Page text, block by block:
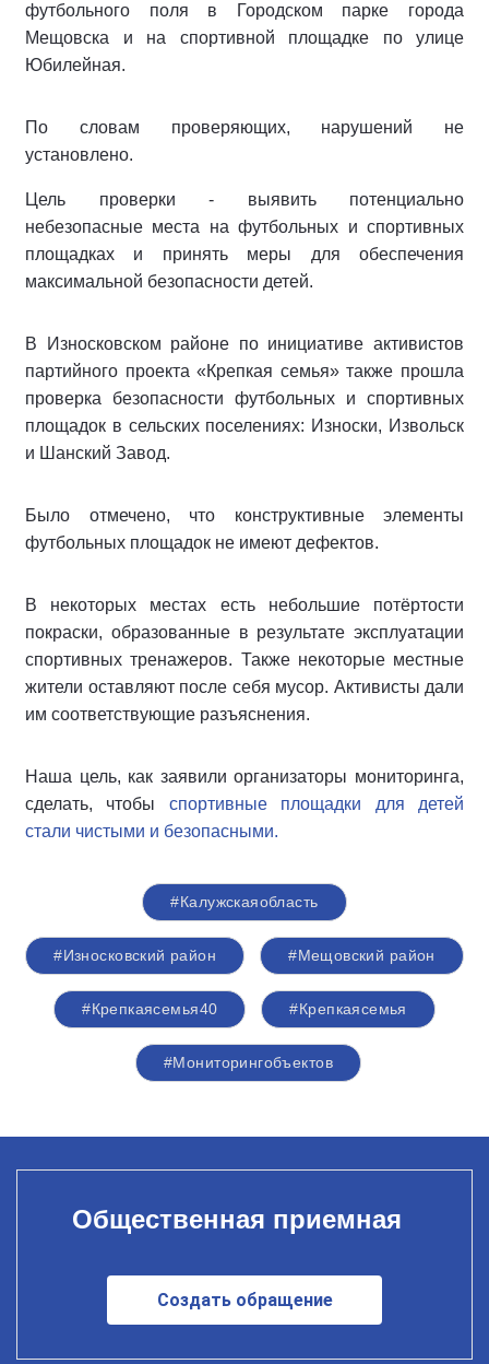
футбольного поля в Городском парке города
Мещовска и на спортивной площадке по улице
Юбилейная.
По словам проверяющих, нарушений не
установлено.
Цель проверки - выявить потенциально
небезопасные места на футбольных и спортивных
площадках и принять меры для обеспечения
максимальной безопасности детей.
В Износковском районе по инициативе активистов
партийного проекта «Крепкая семья» также прошла
проверка безопасности футбольных и спортивных
площадок в сельских поселениях: Износки, Извольск
и Шанский Завод.
Было отмечено, что конструктивные элементы
футбольных площадок не имеют дефектов.
В некоторых местах есть небольшие потёртости
покраски, образованные в результате эксплуатации
спортивных тренажеров. Также некоторые местные
жители оставляют после себя мусор. Активисты дали
им соответствующие разъяснения.
Наша цель, как заявили организаторы мониторинга,
сделать, чтобы спортивные площадки для детей
стали чистыми и безопасными.
#Калужскаяобласть
#Износковский район #Мещовский район
#Крепкаясемья40 #Крепкаясемья
#Мониторингобъектов
Общественная приемная
Создать обращение